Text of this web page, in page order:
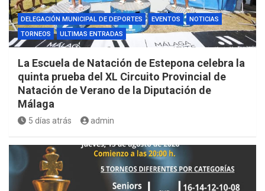
DELEGACIÓN MUNICIPAL DE DEPORTES EVENTOS
NOTICIAS
TORNEOS
ULTIMAS ENTRADAS
La Escuela de Natación de Estepona celebra la
quinta prueba del XL Circuito Provincial de
Natación de Verano de la Diputación de
Málaga
5 días atrás admin